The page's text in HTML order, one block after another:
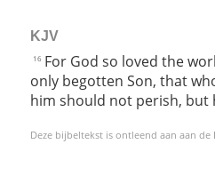
KJV
16 For God so loved the
only begotten Son, that
him should not perish, but
Deze bijbeltekst is ontleend aan aan de